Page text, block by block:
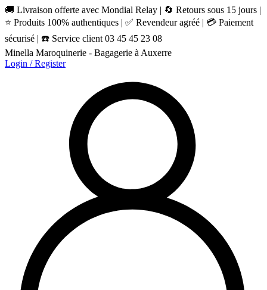
🚚 Livraison offerte avec Mondial Relay | 🔄 Retours sous 15 jours |
⭐ Produits 100% authentiques | ✅ Revendeur agréé | 💳 Paiement
sécurisé | ☎️ Service client 03 45 45 23 08
Minella Maroquinerie - Bagagerie à Auxerre
Login / Register